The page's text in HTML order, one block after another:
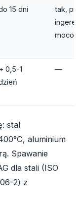
15 dni
tak,
0,5-1
—
stal
aluminium
Spawanie
dla stali (ISO
2) z